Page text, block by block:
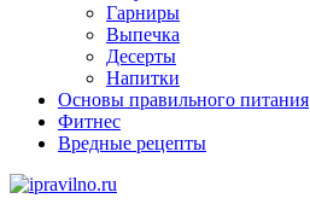
Гарниры
Выпечка
Десерты
Напитки
Основы правильного питания
Фитнес
Вредные рецепты